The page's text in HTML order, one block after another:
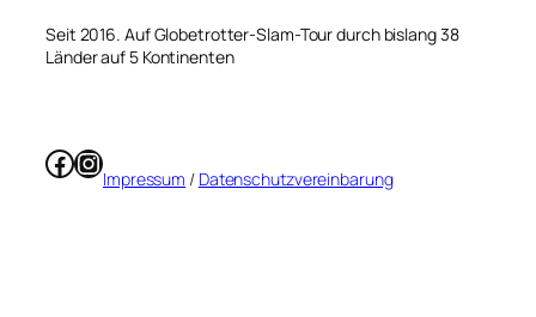
Seit 2016. Auf Globetrotter-Slam-Tour durch bislang 38
Länder auf 5 Kontinenten
Facebook
Instagram
Impressum / Datenschutzvereinbarung